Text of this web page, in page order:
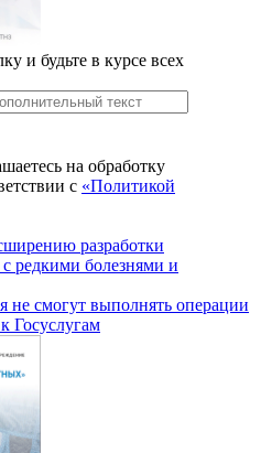
и будьте в курсе всех
на обработку
с «Политикой
разработки
редкими болезнями и
смогут выполнять операции
Госуслугам